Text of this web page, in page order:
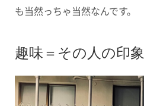
も当然っちゃ当然なんです。
趣味＝その人の印象